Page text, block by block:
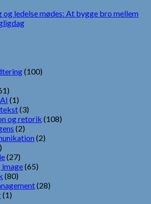
ledelse mødes: At bygge bro mellem
(100)
(1)
(3)
og retorik (108)
(2)
(2)
(27)
image(65)
(80)
(28)
(1)